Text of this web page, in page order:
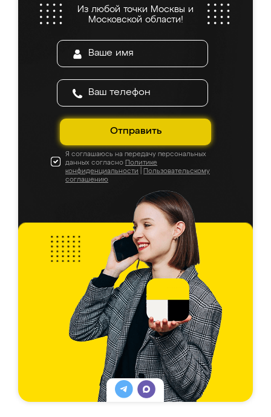
Из любой точки Москвы и
Московской области!
Отправить
Я соглашаюсь на передачу персональных
данных согласно Политике
конфиденциальности
Пользовательскому
соглашению